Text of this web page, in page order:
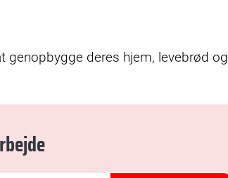
genopbygge deres hjem, levebrød og